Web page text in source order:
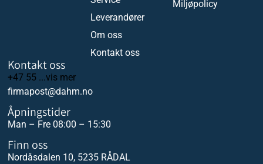
Leverandører
Om oss
Kontakt oss
Miljøpolicy
Kontakt oss
+47 55 ...vis mer
firmapost@dahm.no
Åpningstider
Man – Fre 08:00 – 15:30
Finn oss
Nordåsdalen 10, 5235 RÅDAL